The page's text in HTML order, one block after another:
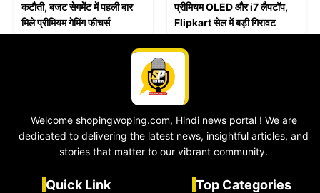
कटौती, बजट सेगमेंट में पहली बार
मिले प्रीमियम गेमिंग फीचर्स
प्रीमियम OLED और i7 लैपटॉप,
Flipkart सेल में बड़ी गिरावट
Welcome shopingwoping.com, Hindi news portal ! We are
dedicated to delivering the latest news, insightful articles, and
stories that matter to our vibrant community.
Quick Link Top Categories